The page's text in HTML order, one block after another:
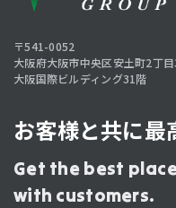
〒541-0052
大阪府大阪市中央区安土町2丁
大阪国際ビルディング31階
お客様と共に最
Get the best
with customers.